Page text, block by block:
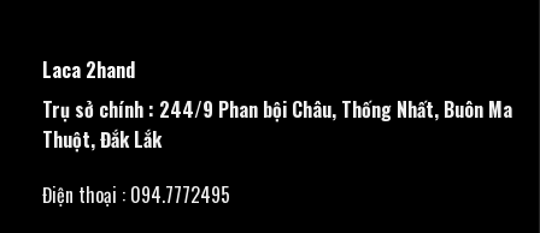
Laca 2hand
Trụ sở chính : 244/9 Phan bội Châu, Thống Nhất, Buôn Ma
Thuột, Đắk Lắk
Điện thoại : 094.7772495